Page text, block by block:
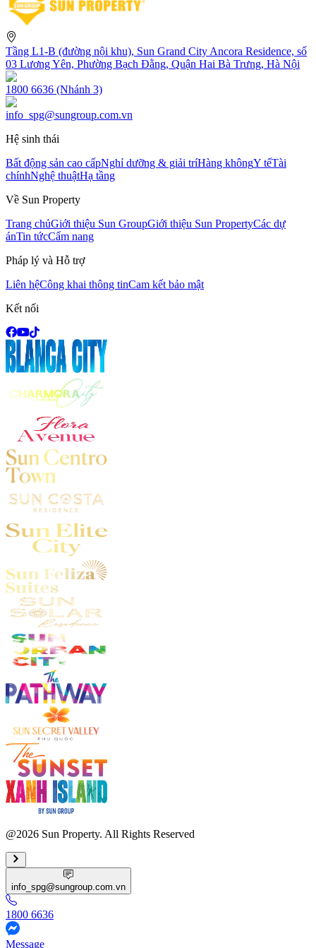
Tầng L1-B (đường nội khu), Sun Grand City Ancora Residence, số
03 Lương Yên, Phường Bạch Đằng, Quận Hai Bà Trưng, Hà Nội
1800 6636 (Nhánh 3)
info_spg@sungroup.com.vn
Hệ sinh thái
Bất động sản cao cấpNghỉ dưỡng & giải tríHàng khôngY tếTài
chínhNghệ thuậtHạ tầng
Về Sun Property
Trang chủGiới thiệu Sun GroupGiới thiệu Sun PropertyCác dự
ánTin tứcCẩm nang
Pháp lý và Hỗ trợ
Liên hệCông khai thông tinCam kết bảo mật
Kết nối
@2026 Sun Property. All Rights Reserved
info_spg@sungroup.com.vn
1800 6636
Message